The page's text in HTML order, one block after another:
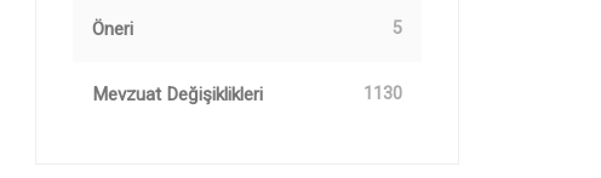
Öneri 5
Mevzuat Değişiklikleri 1130